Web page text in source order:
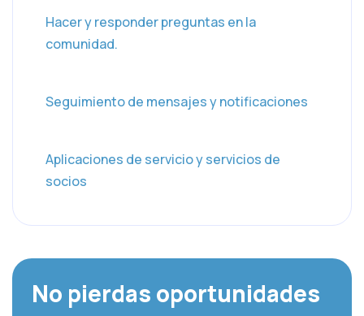
Hacer y responder preguntas en la
comunidad.
Seguimiento de mensajes y notificaciones
Aplicaciones de servicio y servicios de
socios
No pierdas oportunidades